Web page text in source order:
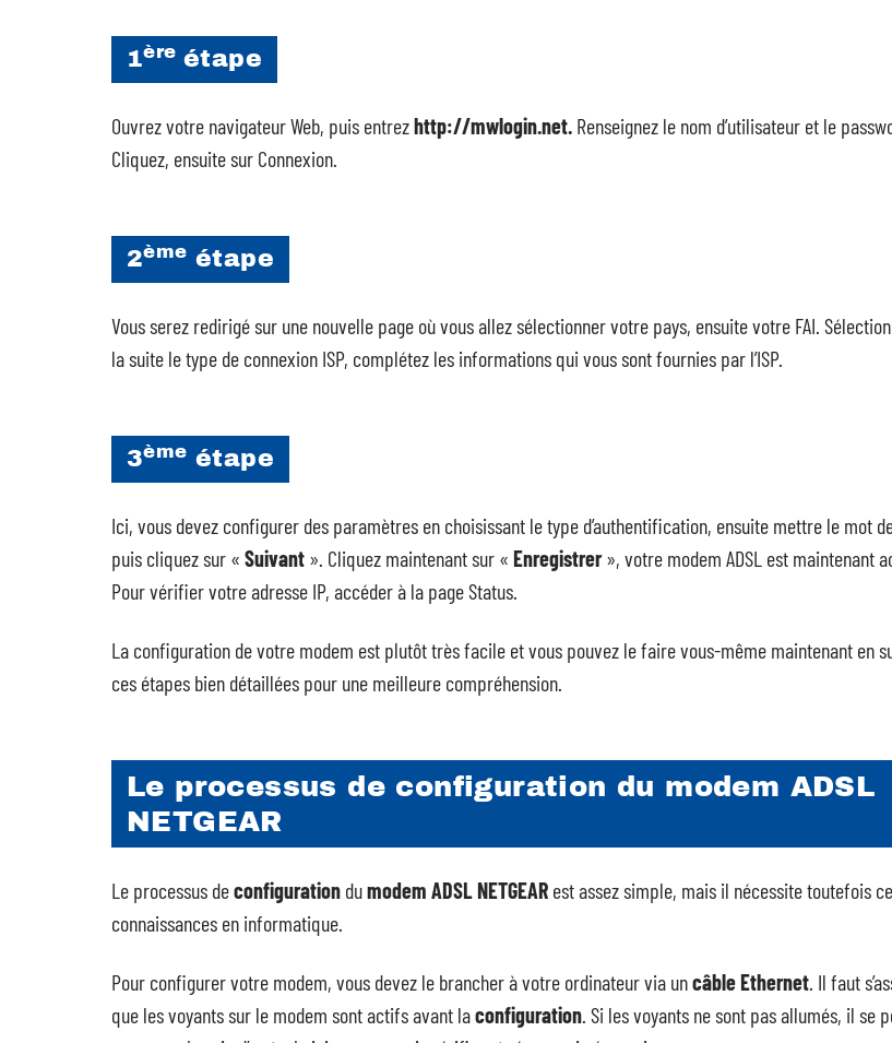
1ère étape
Ouvrez votre navigateur Web, puis entrezhttp://mwlogin.net. Renseignez le nom d’utilisateur et le
Cliquez, ensuite sur Connexion.
2ème étape
Vous serez redirigé sur une nouvelle page où vous allez sélectionner votre pays, ensuite votre FAI.
la suite le type de connexion ISP, complétez les informations qui vous sont fournies par l’ISP.
3ème étape
Ici, vous devez configurer des paramètres en choisissant le type d’authentification, ensuite mettre le mot
puis cliquez sur « Suivant ». Cliquez maintenant sur « Enregistrer», votre modem ADSL est maintenant
Pour vérifier votre adresse IP, accéder à la page Status.
La configuration de votre modem est plutôt très facile et vous pouvez le faire vous-même maintenant en
ces étapes bien détaillées pour une meilleure compréhension.
Le processus de configuration du modem ADSL
NETGEAR
Le processus deconfiguration dumodem ADSL NETGEAR est assez simple, mais il nécessite toutefois
connaissances en informatique.
Pour configurer votre modem, vous devez le brancher à votre ordinateur via uncâble Ethernet. Il faut
que les voyants sur le modem sont actifs avant laconfiguration. Si les voyants ne sont pas allumés, il se